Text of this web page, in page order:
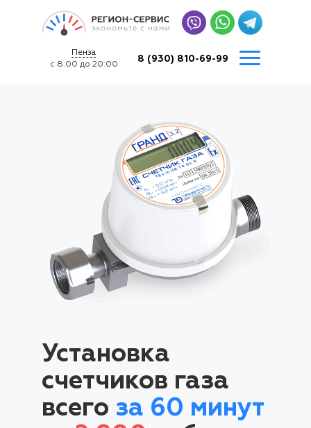
Пенза
с 8:00 до 20:00
8 (930) 810-69-99
Установка
счетчиков газа
всего за 60 минут